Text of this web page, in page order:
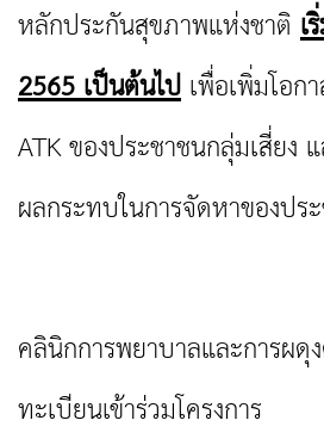
หลักประกันสุขภาพแห่งชาติเ
2565 เป็นต้นไปเพื่อเพิ่มโอก
ATK ของประชาชนกลุ่มเสี่ยง
ผลกระทบในการจัดหาของปร
คลินิกการพยาบาลและการผดุ
ทะเบียนเข้าร่วมโครงการ